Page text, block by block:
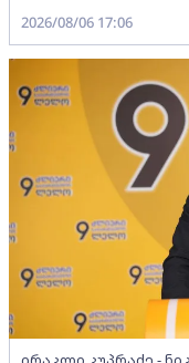
2026/08/06 17:06